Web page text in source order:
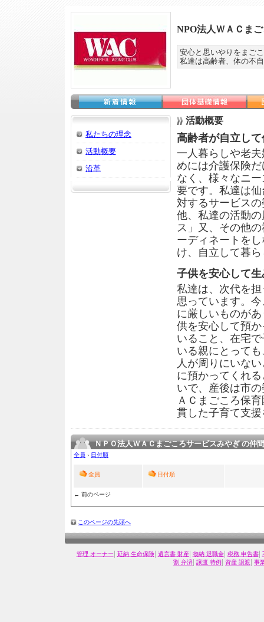
NPO法人ＷＡＣま
安心と思いやりをまご
私達は高齢者、体の不
私たちの理念
活動概要
沿革
活動概要
高齢者が自立し
一人暮らしや老
めには介護保険
なく、様々なニ
要です。私達は
対するサービス
他、私達の活動
ス」又、その他
ーディネートを
け、自立して暮
子供を安心して
私達は、次代を
思っています。
に厳しいものが
供を安心して預
いること、在宅
いる親にとって
人が周りにいな
に預かってくれ
いで、産後は市
ＡＣまごころ保
貫した子育て支
ＮＰＯ法人ＷＡＣまごころサービスみやぎ の仲
全員 › 日付順
全員 日付順
← 前のページ
このページの先頭へ
管理 オーナー| 延納 生命保険| 遺言書 財産| 物納 退職金| 税務 申告書|
割 弁済| 譲渡 特例| 資産 譲渡| 事